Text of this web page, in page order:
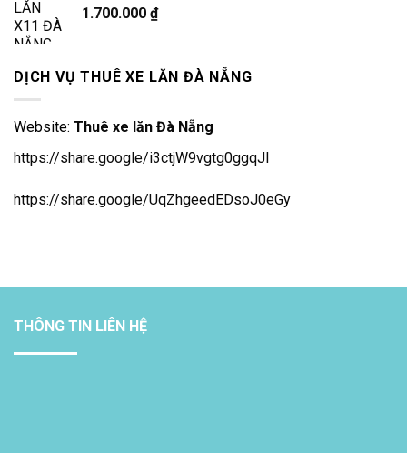
1.700.000 ₫
DỊCH VỤ THUÊ XE LĂN ĐÀ NẴNG
Website: Thuê xe lăn Đà Nẵng
https://share.google/i3ctjW9vgtg0ggqJl
https://share.google/UqZhgeedEDsoJ0eGy
THÔNG TIN LIÊN HỆ